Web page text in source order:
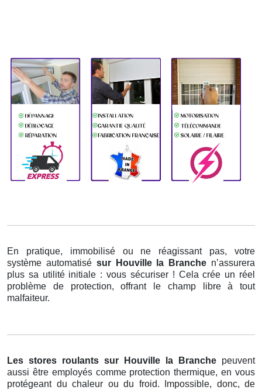
En pratique, immobilisé ou ne réagissant pas, votre
système automatisé sur Houville la Branche n’assurera
plus sa utilité initiale : vous sécuriser ! Cela crée un réel
problème de protection, offrant le champ libre à tout
malfaiteur.
Les stores roulants sur Houville la Branche peuvent
aussi être employés comme protection thermique, en vous
protégeant du chaleur ou du froid. Impossible, donc, de